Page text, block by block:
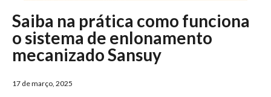
Saiba na prática como funciona
o sistema de enlonamento
mecanizado Sansuy
17 de março, 2025